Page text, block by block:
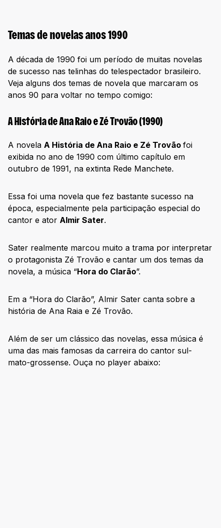
Temas de novelas anos 1990
A década de 1990 foi um período de muitas novelas
de sucesso nas telinhas do telespectador brasileiro.
Veja alguns dos temas de novela que marcaram os
anos 90 para voltar no tempo comigo:
A História de Ana Raio e Zé Trovão (1990)
A novela A História de Ana Raio e Zé Trovão foi
exibida no ano de 1990 com último capítulo em
outubro de 1991, na extinta Rede Manchete.
Essa foi uma novela que fez bastante sucesso na
época, especialmente pela participação especial do
cantor e ator Almir Sater.
Sater realmente marcou muito a trama por interpretar
o protagonista Zé Trovão e cantar um dos temas da
novela, a música “Hora do Clarão”.
Em a “Hora do Clarão”, Almir Sater canta sobre a
história de Ana Raia e Zé Trovão.
Além de ser um clássico das novelas, essa música é
uma das mais famosas da carreira do cantor sul-
mato-grossense. Ouça no player abaixo: